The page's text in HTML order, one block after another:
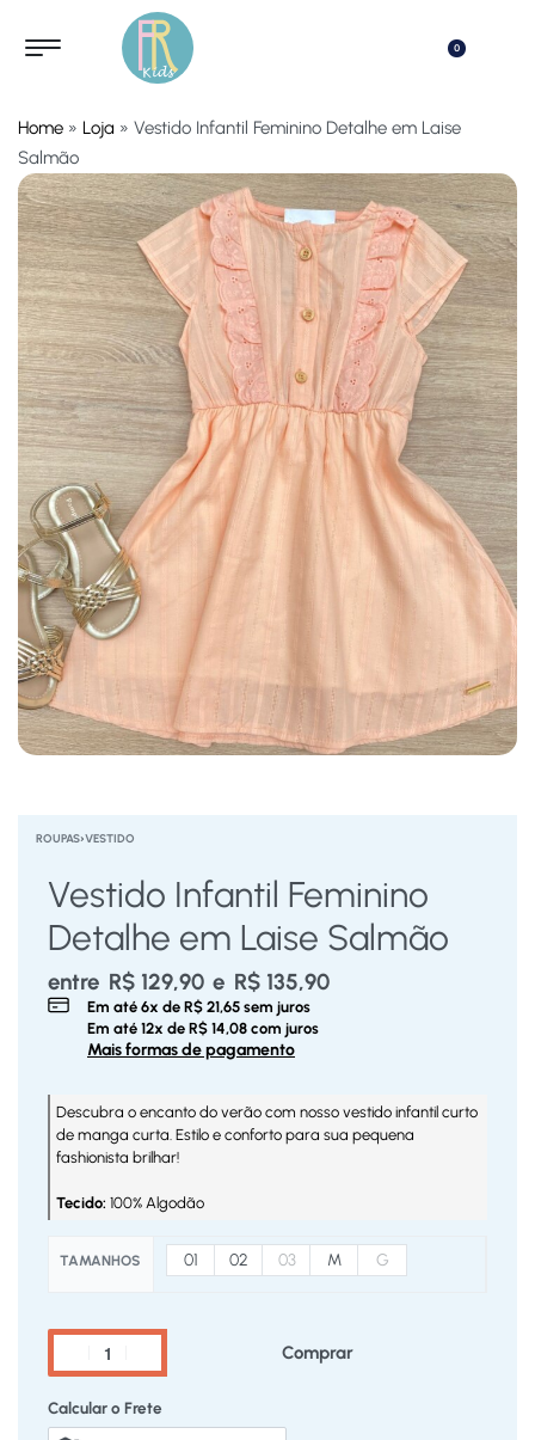
0
Home » Loja » Vestido Infantil Feminino Detalhe em Laise
Salmão
ROUPAS›VESTIDO
Vestido Infantil Feminino
Detalhe em Laise Salmão
entre R$129,90 e R$135,90
Em até 6x de R$ 21,65 sem juros
Em até 12x de R$ 14,08 com juros
Mais formas de pagamento
Descubra o encanto do verão com nosso vestido infantil curto
de manga curta. Estilo e conforto para sua pequena
fashionista brilhar!
Tecido: 100% Algodão
TAMANHOS 01 02 03 M G
Comprar
Calcular o Frete